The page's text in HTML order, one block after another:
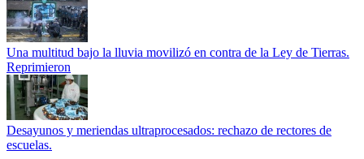
Una multitud bajo la lluvia movilizó en contra de la Ley de Tierras.
Reprimieron
Desayunos y meriendas ultraprocesados: rechazo de rectores de
escuelas.